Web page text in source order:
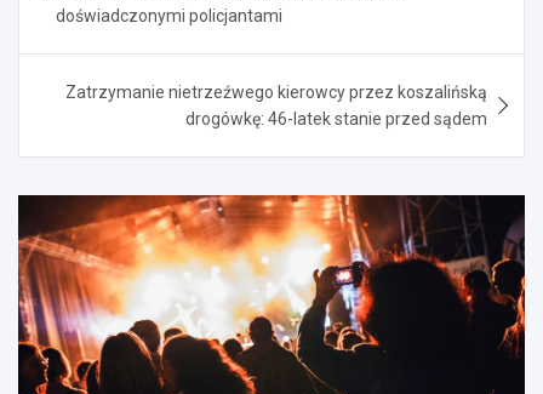
doświadczonymi policjantami
Zatrzymanie nietrzeźwego kierowcy przez koszalińską
drogówkę: 46-latek stanie przed sądem